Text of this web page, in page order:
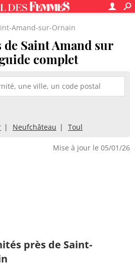
Amand-sur-Ornain
Saint Amand sur
complet
Neufchâteau Toul
Mise à jour le 05/01/26
près de Saint-